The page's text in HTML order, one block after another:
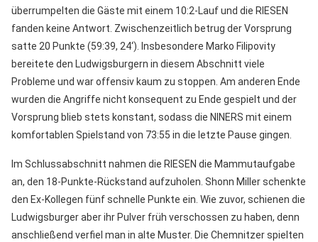
überrumpelten die Gäste mit einem 10:2-Lauf und die RIESEN
fanden keine Antwort. Zwischenzeitlich betrug der Vorsprung
satte 20 Punkte (59:39, 24‘). Insbesondere Marko Filipovity
bereitete den Ludwigsburgern in diesem Abschnitt viele
Probleme und war offensiv kaum zu stoppen. Am anderen Ende
wurden die Angriffe nicht konsequent zu Ende gespielt und der
Vorsprung blieb stets konstant, sodass die NINERS mit einem
komfortablen Spielstand von 73:55 in die letzte Pause gingen.
Im Schlussabschnitt nahmen die RIESEN die Mammutaufgabe
an, den 18-Punkte-Rückstand aufzuholen. Shonn Miller schenkte
den Ex-Kollegen fünf schnelle Punkte ein. Wie zuvor, schienen die
Ludwigsburger aber ihr Pulver früh verschossen zu haben, denn
anschließend verfiel man in alte Muster. Die Chemnitzer spielten